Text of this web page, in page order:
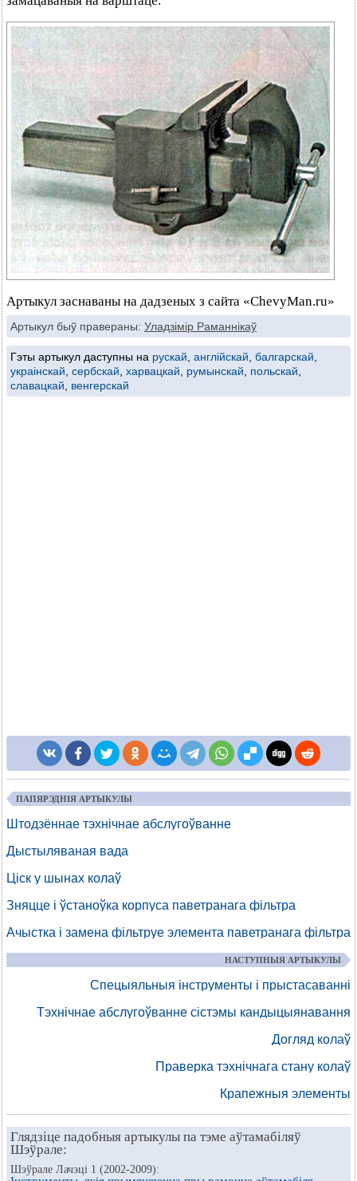
Артыкул заснаваны на дадзеных з сайта «ChevyMan.ru»
Артыкул быў правераны: Уладзімір Раманнікаў
Гэты артыкул даступны на рускай англійскай балгарскай
украінскай сербскай харвацкай румынскай польскай
славацкай
венгерскай
ПАПЯРЭДНІЯ АРТЫКУЛЫ
Штодзённае тэхнічнае абслугоўванне
Дыстыляваная вада
Ціск у шынах колаў
Зняцце і ўстаноўка корпуса паветранага фільтра
Ачыстка і замена фільтруе элемента паветранага фільтра
НАСТУПНЫЯ АРТЫКУЛЫ
Спецыяльныя інструменты і прыстасаванні
Тэхнічнае абслугоўванне сістэмы кандыцыянавання
Догляд колаў
Праверка тэхнічнага стану колаў
Крапежныя элементы
Глядзіце падобныя артыкулы па тэме аўтамабіляў
Шэўрале:
Шэўрале Лачэці 1 (2002-2009):